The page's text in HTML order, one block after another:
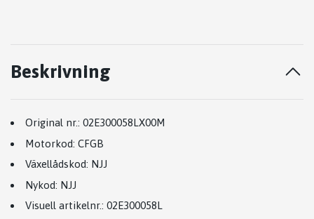
Beskrivning
Original nr.: 02E300058LX00M
Motorkod: CFGB
Växellådskod: NJJ
Nykod: NJJ
Visuell artikelnr.: 02E300058L